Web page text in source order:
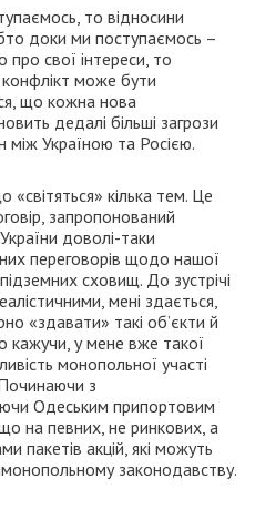
то відносини
доки ми поступаємось –
свої інтереси, то
конфлікт може бути
що кожна нова
дедалі більші загрози
між Україною та Росією.
кілька тем. Це
запропонований
доволі-таки
переговорів щодо нашої
сховищ. До зустрічі
мені здається,
«здавати» такі об’єкти й
кажучи, у мене вже такої
монопольної участі
Починаючи з
Одеським припортовим
на певних, не ринкових, а
пакетів акцій, які можуть
законодавству.